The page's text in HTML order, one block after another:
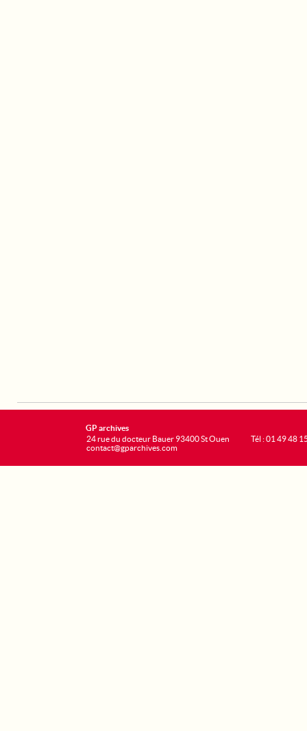
GP archives
24 rue du docteur Bauer 93400 St Ouen
contact@gparchives.com
Tél : 01 49 48